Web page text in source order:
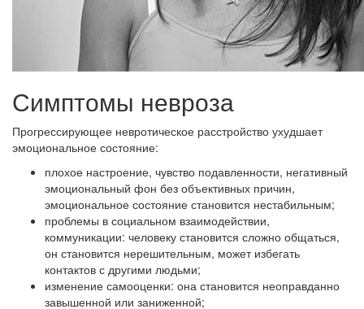
Симптомы невроза
Прогрессирующее невротическое расстройство ухудшает
эмоциональное состояние:
плохое настроение, чувство подавленности, негативный
эмоциональный фон без объективных причин,
эмоциональное состояние становится нестабильным;
проблемы в социальном взаимодействии,
коммуникации: человеку становится сложно общаться,
он становится нерешительным, может избегать
контактов с другими людьми;
изменение самооценки: она становится неоправданно
завышенной или заниженной;